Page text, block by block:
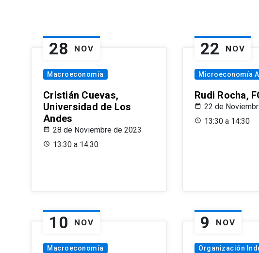
28 NOV
Macroeconomía
Cristián Cuevas,
Universidad de Los
Andes
28 de Noviembre de 2023
13:30 a 14:30
22 NOV
Microeconomía
Rudi Rocha,
22 de
13:30 a 14:30
10 NOV
Macroeconomía
9 NOV
Organización